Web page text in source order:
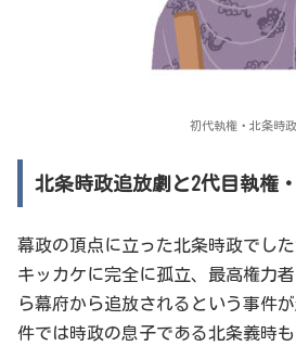
初代執権・北条時政
北条時政追放劇と2代目執権
幕政の頂点に立った北条時政でし
キッカケに完全に孤立、最高権力
ら幕府から追放されるという事件
件では時政の息子である北条義時